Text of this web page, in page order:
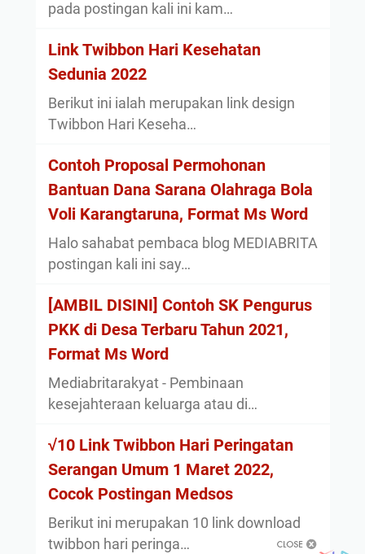
pada postingan kali ini kam…
Link Twibbon Hari Kesehatan
Sedunia 2022
Berikut ini ialah merupakan link design
Twibbon Hari Keseha…
Contoh Proposal Permohonan
Bantuan Dana Sarana Olahraga Bola
Voli Karangtaruna, Format Ms Word
Halo sahabat pembaca blog MEDIABRITA
postingan kali ini say…
[AMBIL DISINI] Contoh SK Pengurus
PKK di Desa Terbaru Tahun 2021,
Format Ms Word
Mediabritarakyat - Pembinaan
kesejahteraan keluarga atau di…
√10 Link Twibbon Hari Peringatan
Serangan Umum 1 Maret 2022,
Cocok Postingan Medsos
Berikut ini merupakan 10 link download
twibbon hari peringa…